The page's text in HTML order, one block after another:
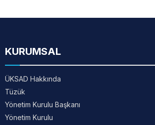
KURUMSAL
ÜKSAD Hakkında
Tüzük
Yönetim Kurulu Başkanı
Yönetim Kurulu